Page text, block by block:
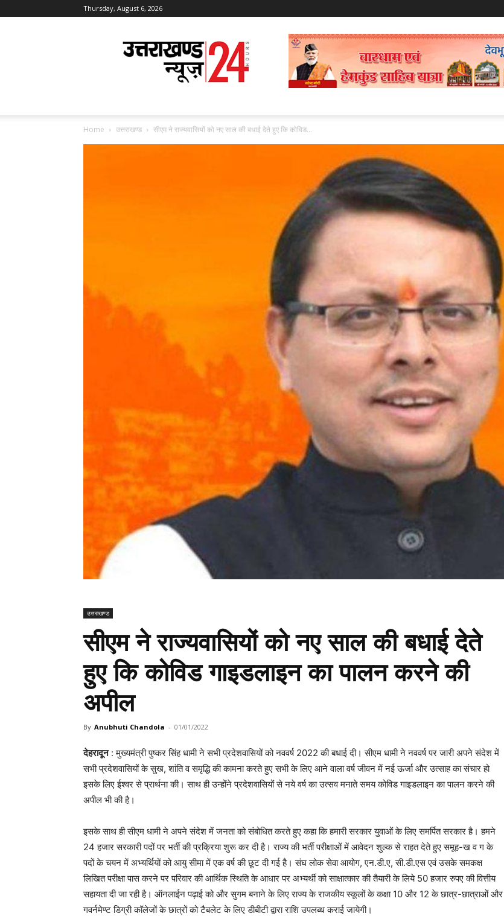
Thursday, August 6, 2026
Uttarakhand
News
24
Home उत्तराखण्ड सीएम ने राज्यवासियों को नए साल की बधाई देते हुए कि कोविड...
उत्तराखण्ड
सीएम ने राज्यवासियों को नए साल की बधाई देते
हुए कि कोविड गाइडलाइन का पालन करने की
अपील
By Anubhuti Chandola - 01/01/2022
देहरादून: मुख्यमंत्री पुष्कर सिंह धामी ने सभी प्रदेशवासियों को नववर्ष 2022 की बधाई दी। सीएम धामी ने नववर्ष पर जारी अपने संदेश में
सभी प्रदेशवासियों के सुख, शांति व समृद्धि की कामना करते हुए सभी के लिए आने वाला वर्ष जीवन में नई ऊर्जा और उत्साह का संचार हो
इसके लिए ईश्वर से प्रार्थना की। साथ ही उन्होंने प्रदेशवासियों से नये वर्ष का उत्सव मनाते समय कोविड गाइडलाइन का पालन करने की
अपील भी की है।
इसके साथ ही सीएम धामी ने अपने संदेश में जनता को संबोधित करते हुए कहा कि हमारी सरकार युवाओं के लिए समर्पित सरकार है। हमने
24 हजार सरकारी पदों पर भर्ती की प्रक्रिया शुरू कर दी है। राज्य की भर्ती परीक्षाओं में आवेदन शुल्क से राहत देते हुए समूह-ख व ग के
पदों के चयन में अभ्यर्थियों को आयु सीमा में एक वर्ष की छूट दी गई है। संघ लोक सेवा आयोग, एन.डी.ए, सी.डी.एस एवं उसके समकक्ष
लिखित परीक्षा पास करने पर परिवार की आर्थिक स्थिति के आधार पर अभ्यर्थी को साक्षात्कार की तैयारी के लिये 50 हजार रुपए की वित्तीय
सहायता दी जा रही है। ऑनलाईन पढ़ाई को और सुगम बनाने के लिए राज्य के राजकीय स्कूलों के कक्षा 10 और 12 के छात्र-छात्राओं और
गवर्नमेण्ट डिग्री कॉलेजों के छात्रों को टैबलेट के लिए डीबीटी द्वारा राशि उपलब्ध कराई जायेगी।